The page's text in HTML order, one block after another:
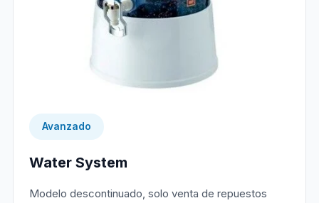
Avanzado
Water System
Modelo descontinuado, solo venta de repuestos